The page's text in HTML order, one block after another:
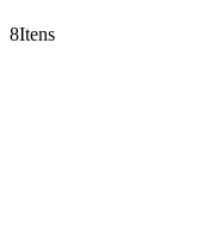
8Itens